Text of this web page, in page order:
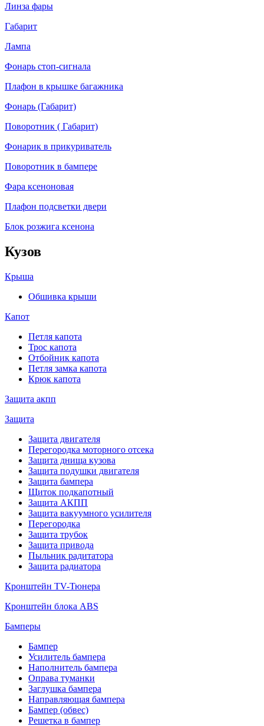
Линза фары
Габарит
Лампа
Фонарь стоп-сигнала
Плафон в крышке багажника
Фонарь (Габарит)
Поворотник ( Габарит)
Фонарик в прикуриватель
Поворотник в бампере
Фара ксеноновая
Плафон подсветки двери
Блок розжига ксенона
Кузов
Крыша
Обшивка крыши
Капот
Петля капота
Трос капота
Отбойник капота
Петля замка капота
Крюк капота
Защита акпп
Защита
Защита двигателя
Перегородка моторного отсека
Защита днища кузова
Защита подушки двигателя
Защита бампера
Щиток подкапотный
Защита АКПП
Защита вакуумного усилителя
Перегородка
Защита трубок
Защита привода
Пыльник радитатора
Защита радиатора
Кронштейн TV-Тюнера
Кронштейн блока ABS
Бамперы
Бампер
Усилитель бампера
Наполнитель бампера
Оправа туманки
Заглушка бампера
Направляющая бампера
Бампер (обвес)
Решетка в бампер